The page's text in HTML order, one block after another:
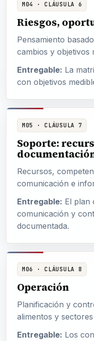
M04 · CLÁUSULA 6
Riesgos,
Pensamiento
cambios y objetivos
Entregable: La
con objetivos
M05 · CLÁUSULA 7
Soporte:
Recursos,
comunicación e
Entregable: El plan
comunicación y
documentada.
M06 · CLÁUSULA 8
Operación
Planificación y
alimentos y
Entregable: Los